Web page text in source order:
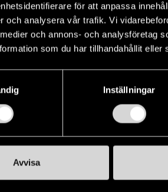
för att anpassa
och analysera vår trafik. Vi
och annons- och analysföretag
som du har tillhandahållit
Inställningar
Avvisa
motor samt utrustning